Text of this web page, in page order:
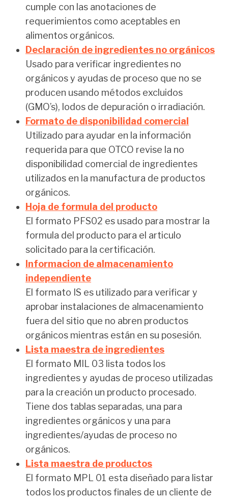
cumple con las anotaciones de
requerimientos como aceptables en
alimentos orgánicos.
Declaración de ingredientes no orgánicos
Usado para verificar ingredientes no
orgánicos y ayudas de proceso que no se
producen usando métodos excluidos
(GMO’s), lodos de depuración o irradiación.
Formato de disponibilidad comercial
Utilizado para ayudar en la información
requerida para que OTCO revise la no
disponibilidad comercial de ingredientes
utilizados en la manufactura de productos
orgánicos.
Hoja de formula del producto
El formato PFS02 es usado para mostrar la
formula del producto para el articulo
solicitado para la certificación.
Informacion de almacenamiento
independiente
El formato IS es utilizado para verificar y
aprobar instalaciones de almacenamiento
fuera del sitio que no abren productos
orgánicos mientras están en su posesión.
Lista maestra de ingredientes
El formato MIL 03 lista todos los
ingredientes y ayudas de proceso utilizadas
para la creación un producto procesado.
Tiene dos tablas separadas, una para
ingredientes orgánicos y una para
ingredientes/ayudas de proceso no
orgánicos.
Lista maestra de productos
El formato MPL 01 esta diseñado para listar
todos los productos finales de un cliente de